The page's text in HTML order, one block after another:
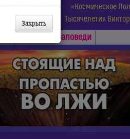
Мира.
и др.
«Космическое
Тысячелетия
Заповеди
Закрыть